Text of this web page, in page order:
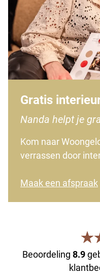
Gratis
Nanda helpt je
Kom naar
verrassen door
Maak een afspraak
Beoordeling 8.9